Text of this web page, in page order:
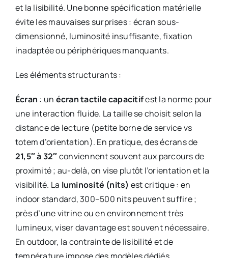
et la lisibilité. Une bonne spécification matérielle
évite les mauvaises surprises : écran sous-
dimensionné, luminosité insuffisante, fixation
inadaptée ou périphériques manquants.
Les éléments structurants :
Écran : un écran tactile capacitifest la norme pour
une interaction fluide. La taille se choisit selon la
distance de lecture (petite borne de service vs
totem d’orientation). En pratique, des écrans de
21,5″ à 32″conviennent souvent aux parcours de
proximité ; au-delà, on vise plutôt l’orientation et la
visibilité. La luminosité (nits) est critique : en
indoor standard, 300–500 nits peuvent suffire ;
près d’une vitrine ou en environnement très
lumineux, viser davantage est souvent nécessaire.
En outdoor, la contrainte de lisibilité et de